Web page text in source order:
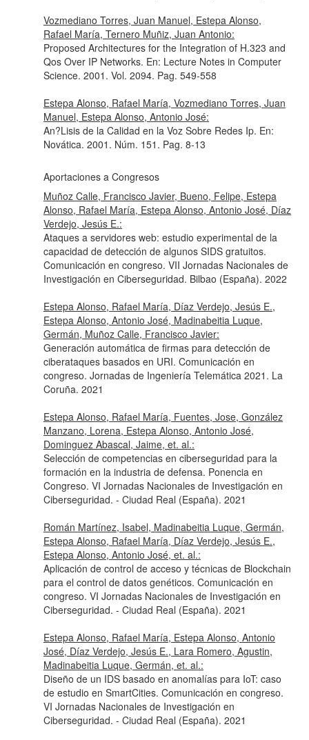
Vozmediano Torres, Juan Manuel, Estepa Alonso,
Rafael María, Ternero Muñiz, Juan Antonio:
Proposed Architectures for the Integration of H.323 and
Qos Over IP Networks. En: Lecture Notes in Computer
Science. 2001. Vol. 2094. Pag. 549-558
Estepa Alonso, Rafael María, Vozmediano Torres, Juan
Manuel, Estepa Alonso, Antonio José:
An?Lisis de la Calidad en la Voz Sobre Redes Ip. En:
Novática. 2001. Núm. 151. Pag. 8-13
Aportaciones a Congresos
Muñoz Calle, Francisco Javier, Bueno, Felipe, Estepa
Alonso, Rafael María, Estepa Alonso, Antonio José, Díaz
Verdejo, Jesús E.:
Ataques a servidores web: estudio experimental de la
capacidad de detección de algunos SIDS gratuitos.
Comunicación en congreso. VII Jornadas Nacionales de
Investigación en Ciberseguridad. Bilbao (España). 2022
Estepa Alonso, Rafael María, Díaz Verdejo, Jesús E.,
Estepa Alonso, Antonio José, Madinabeitia Luque,
Germán, Muñoz Calle, Francisco Javier:
Generación automática de firmas para detección de
ciberataques basados en URI. Comunicación en
congreso. Jornadas de Ingeniería Telemática 2021. La
Coruña. 2021
Estepa Alonso, Rafael María, Fuentes, Jose, González
Manzano, Lorena, Estepa Alonso, Antonio José,
Dominguez Abascal, Jaime, et. al.:
Selección de competencias en ciberseguridad para la
formación en la industria de defensa. Ponencia en
Congreso. VI Jornadas Nacionales de Investigación en
Ciberseguridad. - Ciudad Real (España). 2021
Román Martínez, Isabel, Madinabeitia Luque, Germán,
Estepa Alonso, Rafael María, Díaz Verdejo, Jesús E.,
Estepa Alonso, Antonio José, et. al.:
Aplicación de control de acceso y técnicas de Blockchain
para el control de datos genéticos. Comunicación en
congreso. VI Jornadas Nacionales de Investigación en
Ciberseguridad. - Ciudad Real (España). 2021
Estepa Alonso, Rafael María, Estepa Alonso, Antonio
José, Díaz Verdejo, Jesús E., Lara Romero, Agustin,
Madinabeitia Luque, Germán, et. al.:
Diseño de un IDS basado en anomalías para IoT: caso
de estudio en SmartCities. Comunicación en congreso.
VI Jornadas Nacionales de Investigación en
Ciberseguridad. - Ciudad Real (España). 2021